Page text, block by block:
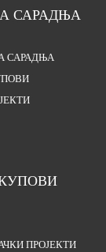
САРАДЊА
САРАДЊА
ПРОЈЕКТИ